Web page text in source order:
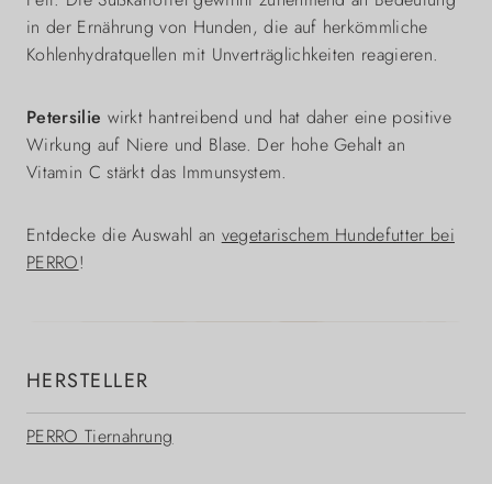
in der Ernährung von Hunden, die auf herkömmliche
Kohlenhydratquellen mit Unverträglichkeiten reagieren.
Petersilie wirkt hantreibend und hat daher eine positive
Wirkung auf Niere und Blase. Der hohe Gehalt an
Vitamin C stärkt das Immunsystem.
Entdecke die Auswahl an vegetarischem Hundefutter bei
PERRO!
HERSTELLER
PERRO Tiernahrung